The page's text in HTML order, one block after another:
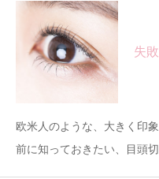
失
欧米人のような、大きく印
前に知っておきたい、目頭